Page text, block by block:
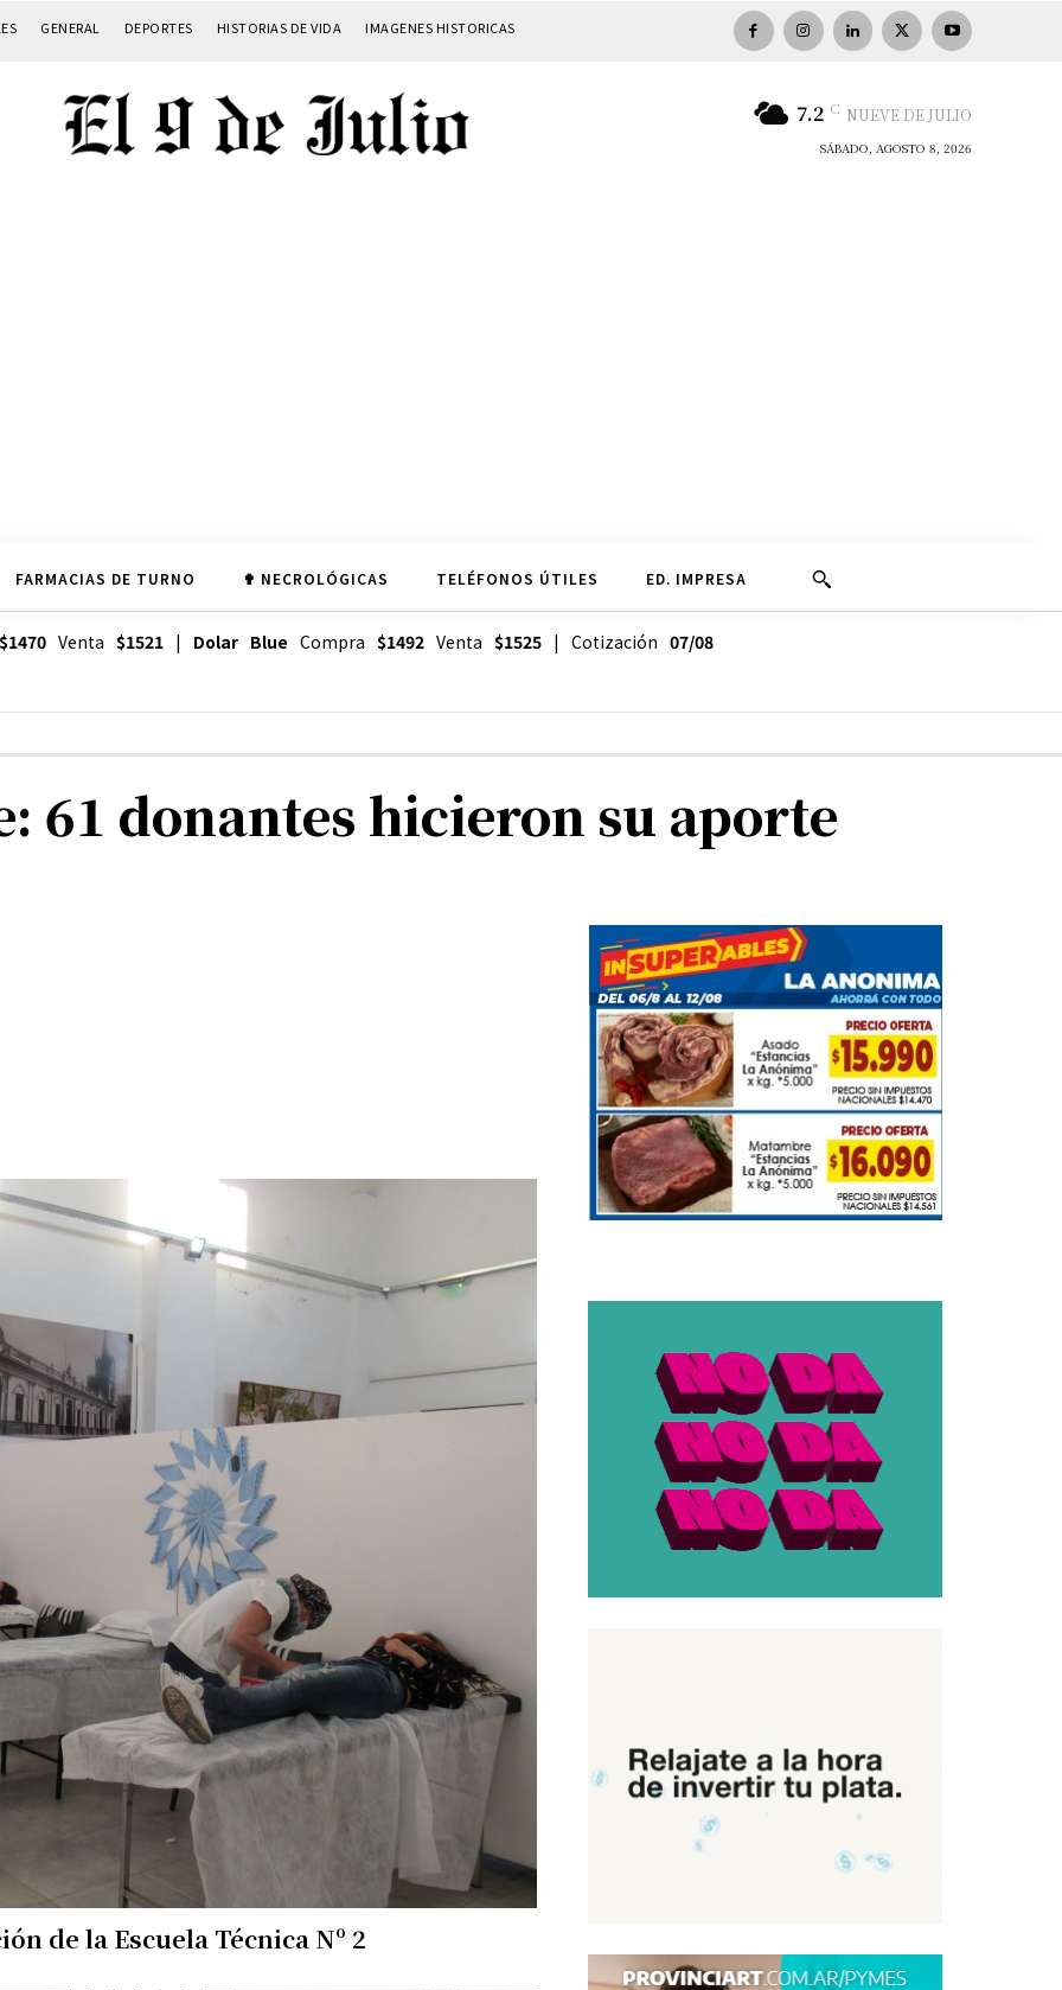
GENERAL DEPORTES HISTORIAS DE VIDA IMAGENES HISTORICAS
7.2 C NUEVE DE JULIO
SÁBADO, AGOSTO 8, 2026
FARMACIAS DE TURNO ✟ NECROLÓGICAS TELÉFONOS ÚTILES ED. IMPRESA
$1470Venta $1521| Dolar Blue Compra $1492Venta $1525| Cotización 07/08
61 donantes hicieron su aporte
de la Escuela Técnica Nº 2